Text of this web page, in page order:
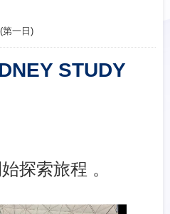
第一日)
STUDY
探索旅程 。